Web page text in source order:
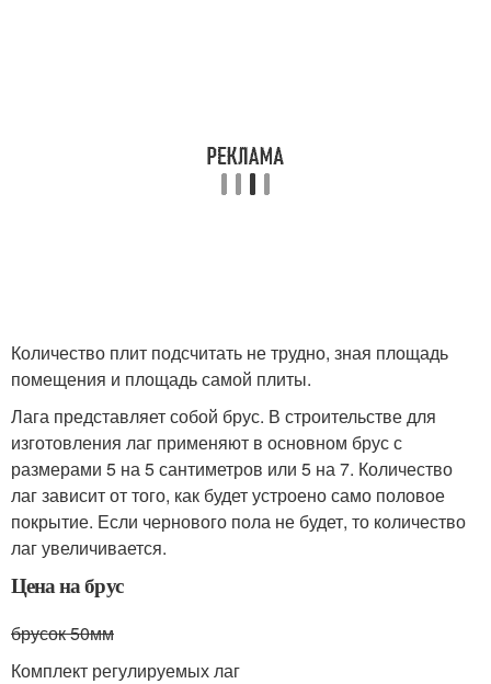
Количество плит подсчитать не трудно, зная площадь
помещения и площадь самой плиты.
Лага представляет собой брус. В строительстве для
изготовления лаг применяют в основном брус с
размерами 5 на 5 сантиметров или 5 на 7. Количество
лаг зависит от того, как будет устроено само половое
покрытие. Если чернового пола не будет, то количество
лаг увеличивается.
Цена на брус
брусок 50мм
Комплект регулируемых лаг